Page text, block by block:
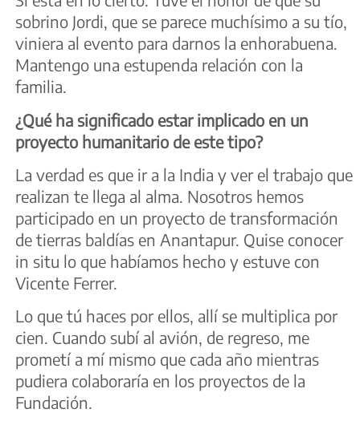
sobrino Jordi, que se parece muchísimo a su tío,
viniera al evento para darnos la enhorabuena.
Mantengo una estupenda relación con la
familia.
¿Qué ha significado estar implicado en un
proyecto humanitario de este tipo?
La verdad es que ir a la India y ver el trabajo que
realizan te llega al alma. Nosotros hemos
participado en un proyecto de transformación
de tierras baldías en Anantapur. Quise conocer
in situ lo que habíamos hecho y estuve con
Vicente Ferrer.
Lo que tú haces por ellos, allí se multiplica por
cien. Cuando subí al avión, de regreso, me
prometí a mí mismo que cada año mientras
pudiera colaboraría en los proyectos de la
Fundación.